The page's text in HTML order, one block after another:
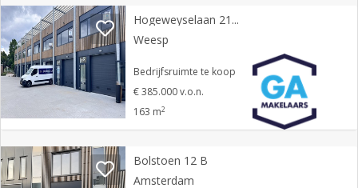
adverteren
Blog
Registreren
Login
Hogeweyselaan 215 H
Weesp
Bedrijfsruimte te koop
€ 385.000 v.o.n.
163 m2
Bolstoen 12 B
Amsterdam